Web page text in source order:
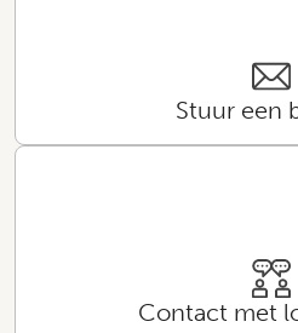
Stuur een
Contact met